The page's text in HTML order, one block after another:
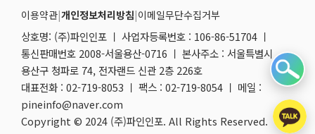
이용약관|개인정보처리방침|이메일무단수집거부
상호명: (주)파인인포 ㅣ 사업자등록번호 : 106-86-51704 ㅣ
통신판매번호 2008-서울용산-0716 ㅣ 본사주소 : 서울특별시
용산구 청파로 74, 전자랜드 신관 2층 226호
대표전화 : 02-719-8053 ㅣ 팩스 : 02-719-8054 ㅣ 메일 :
pineinfo@naver.com
Copyright © 2024 (주)파인인포. All Rights Reserved.